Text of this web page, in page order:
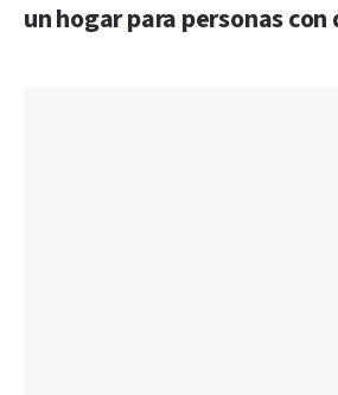
un hogar para personas